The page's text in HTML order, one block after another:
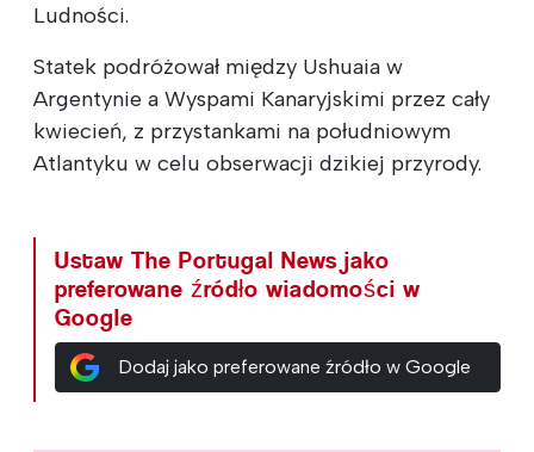
Ludności.
Statek podróżował między Ushuaia w
Argentynie a Wyspami Kanaryjskimi przez cały
kwiecień, z przystankami na południowym
Atlantyku w celu obserwacji dzikiej przyrody.
Ustaw The Portugal News jako
preferowane źródło wiadomości w
Google
Dodaj jako preferowane źródło w Google